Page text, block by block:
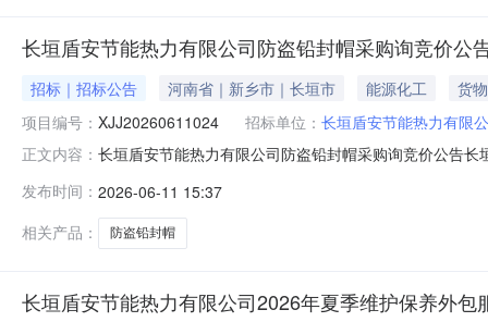
长垣盾安节能热力有限公司防盗铅封帽采购询竞价公
招标｜招标公告 河南省｜新乡市｜长垣市 能源化工
货物
项目编号： XJJ20260611024 招标单位： 长垣盾安节能热力有限
正文内容： 长垣盾安节能热力有限公司防盗铅封帽采购询竞价公告
采购项目编号:XJJ2026061102401项目类别：货物采购
发布时间： 2026-06-11 15:37
相关产品：
防盗铅封帽
长垣盾安节能热力有限公司2026年夏季维护保养外包